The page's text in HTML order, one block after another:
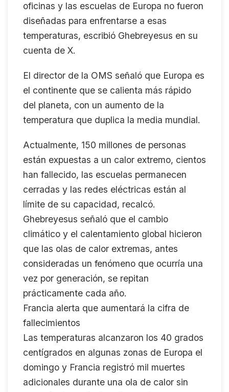
oficinas y las escuelas de Europa no fueron
diseñadas para enfrentarse a esas
temperaturas, escribió Ghebreyesus en su
cuenta de X.
El director de la OMS señaló que Europa es
el continente que se calienta más rápido
del planeta, con un aumento de la
temperatura que duplica la media mundial.
Actualmente, 150 millones de personas
están expuestas a un calor extremo, cientos
han fallecido, las escuelas permanecen
cerradas y las redes eléctricas están al
límite de su capacidad, recalcó.
Ghebreyesus señaló que el cambio
climático y el calentamiento global hicieron
que las olas de calor extremas, antes
consideradas un fenómeno que ocurría una
vez por generación, se repitan
prácticamente cada año.
Francia alerta que aumentará la cifra de
fallecimientos
Las temperaturas alcanzaron los 40 grados
centígrados en algunas zonas de Europa el
domingo y Francia registró mil muertes
adicionales durante una ola de calor sin